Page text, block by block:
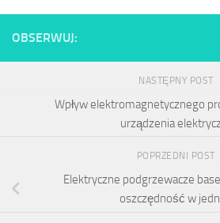
OBSERWUJ:
NASTĘPNY POST
Wpływ elektromagnetycznego
urządzenia
POPRZEDNI POST
Elektryczne podgrzewacze
oszczędność w